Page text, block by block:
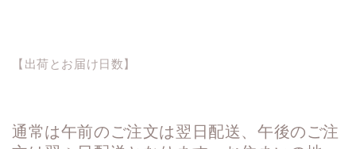
【出荷とお届け日数】
通常は午前のご注文は翌日配送、午後のご注